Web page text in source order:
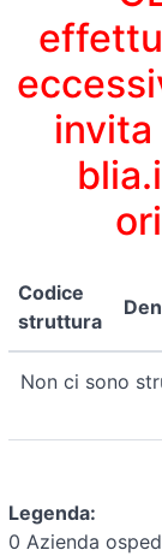
Codice
struttura
Non ci sono
Legenda:
0 Azienda